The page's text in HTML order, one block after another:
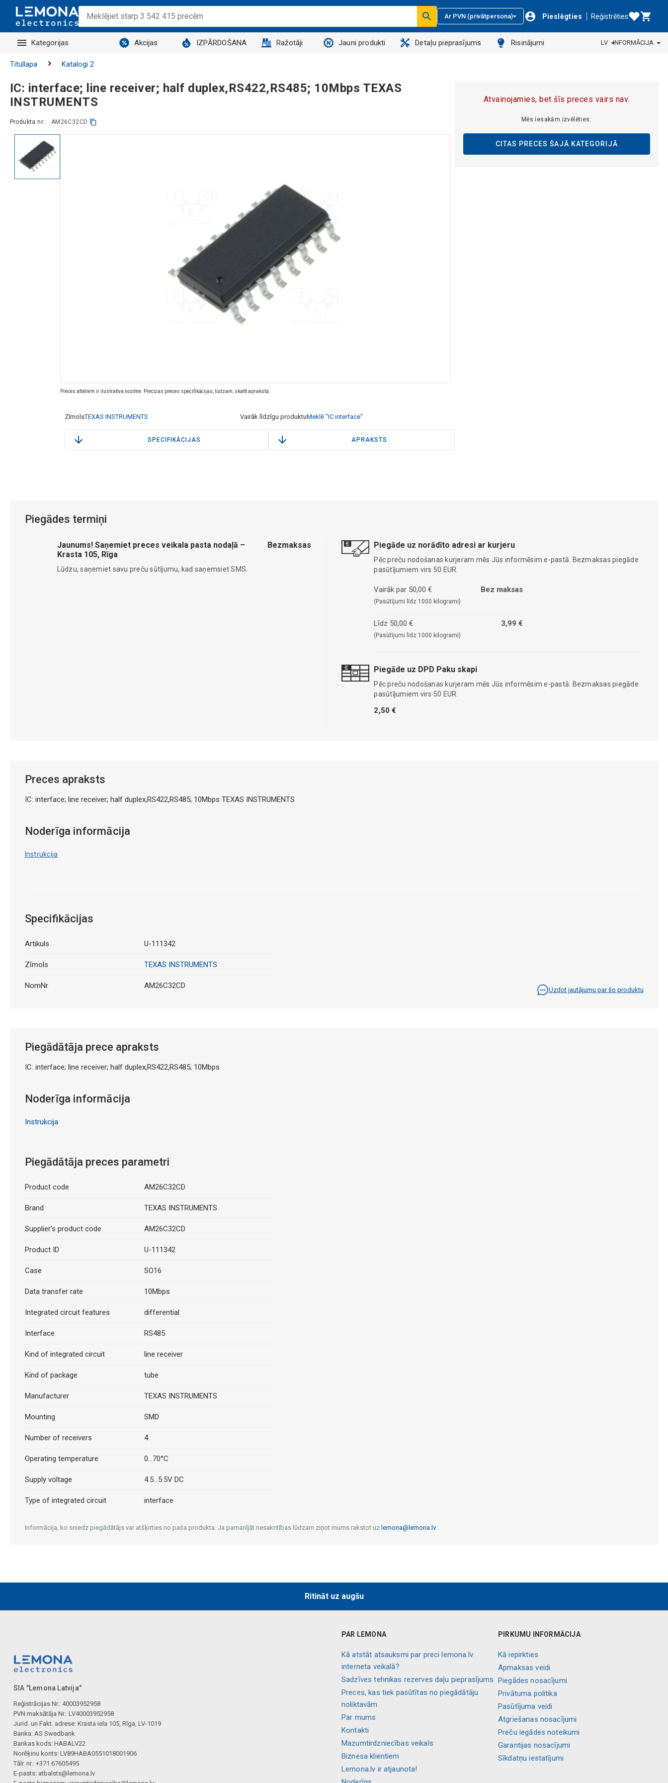
Ar PVN (privātpersona) Pieslēgties Reģistrēties
Kategorijas Akcijas IZPĀRDOŠANA Ražotāji Jauni produkti Detaļu pieprasījums Risinājumi LV INFORMĀCIJA
Titullapa Katalogi 2
IC: interface; line receiver; half duplex,RS422,RS485; 10Mbps TEXAS
INSTRUMENTS
Produkta nr.: AM26C32CD
Preces attēliem ir ilustratīva nozīme. Precīzas preces specifikācijas, lūdzam, skatīt aprakstā.
ZīmolsTEXAS INSTRUMENTS Vairāk līdzīgu produktuMeklē "IC interface"
SPECIFIKĀCIJAS APRAKSTS
Atvainojamies, bet šīs preces vairs nav.
Mēs iesakām izvēlēties:
CITAS PRECES ŠAJĀ KATEGORIJĀ
Piegādes termiņi
Jaunums! Saņemiet preces veikala pasta nodaļā –
Krasta 105, Rīga
Bezmaksas
Lūdzu, saņemiet savu preču sūtījumu, kad saņemsiet SMS.
Piegāde uz norādīto adresi ar kurjeru
Pēc preču nodošanas kurjeram mēs Jūs informēsim e-pastā. Bezmaksas piegāde
pasūtījumiem virs 50 EUR.
Vairāk par 50,00 €
(Pasūtījumi līdz 1000 kilogrami)
Bez maksas
Līdz 50,00 €
(Pasūtījumi līdz 1000 kilogrami)
3,99 €
Piegāde uz DPD Paku skapi
Pēc preču nodošanas kurjeram mēs Jūs informēsim e-pastā. Bezmaksas piegāde
pasūtījumiem virs 50 EUR.
2,50 €
Preces apraksts
IC: interface; line receiver; half duplex,RS422,RS485; 10Mbps TEXAS INSTRUMENTS
Noderīga informācija
Instrukcija
Specifikācijas
Artikuls U-111342
Zīmols TEXAS INSTRUMENTS
NomNr AM26C32CD Uzdot jautājumu par šo produktu
Piegādātāja prece apraksts
IC: interface; line receiver; half duplex,RS422,RS485; 10Mbps
Noderīga informācija
Instrukcija
Piegādātāja preces parametri
Product code AM26C32CD
Brand TEXAS INSTRUMENTS
Supplier's product code AM26C32CD
Product ID U-111342
Case SO16
Data transfer rate 10Mbps
Integrated circuit features differential
Interface RS485
Kind of integrated circuit line receiver
Kind of package tube
Manufacturer TEXAS INSTRUMENTS
Mounting SMD
Number of receivers 4
Operating temperature 0...70°C
Supply voltage 4.5...5.5V DC
Type of integrated circuit interface
Informācija, ko sniedz piegādātājs var atšķirties no paša produkta. Ja pamanījāt nesakritības lūdzam ziņot mums rakstot uz lemona@lemona.lv.
Ritināt uz augšu
SIA "Lemona Latvija"
Reģistrācijas Nr.: 40003952958
PVN maksātāja Nr.: LV40003952958
Jurid. un Fakt. adrese: Krasta iela 105, Rīga, LV-1019
Banka: AS Swedbank
Bankas kods: HABALV22
Norēķinu konts: LV89HABA0551018001906
Tālr. nr.: +371 67605495
E-pasts: atbalsts@lemona.lv
PAR LEMONA
Kā atstāt atsauksmi par preci lemona.lv
interneta veikalā?
Sadzīves tehnikas rezerves daļu pieprasījums
Preces, kas tiek pasūtītas no piegādātāju
noliktavām
Par mums
Kontakti
Mazumtirdzniecības veikals
Biznesa klientiem
Lemona.lv ir atjaunota!
PIRKUMU INFORMĀCIJA
Kā iepirkties
Apmaksas veidi
Piegādes nosacījumi
Privātuma politika
Pasūtījuma veidi
Atgriešanas nosacījumi
Preču iegādes noteikumi
Garantijas nosacījumi
Sīkdatņu iestatījumi